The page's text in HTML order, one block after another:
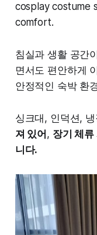
cosplay costume
comfort.
침실과 생활 공간
면서도 편안하게
안정적인 숙박 환
싱크대, 인덕션,
져 있어 , 장기 체
니다.